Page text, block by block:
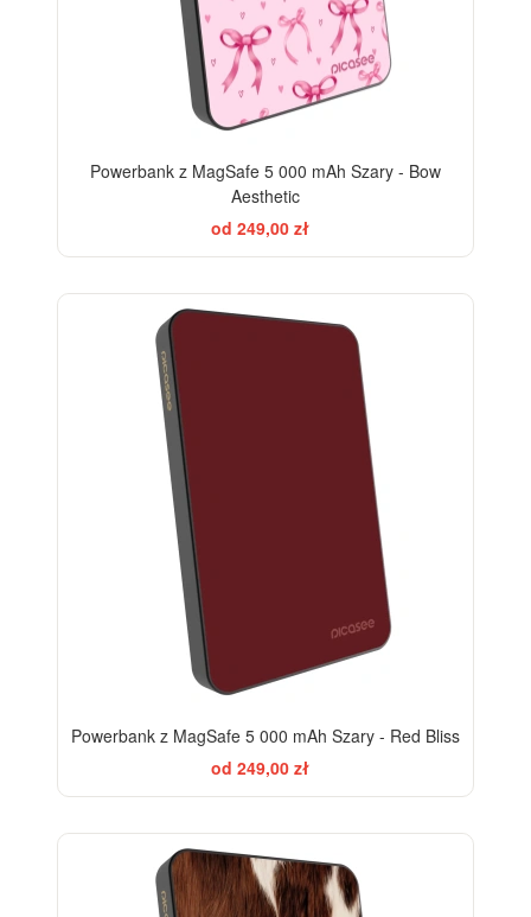
Powerbank z MagSafe 5 000 mAh Szary - Bow
Aesthetic
od 249,00 zł
Powerbank z MagSafe 5 000 mAh Szary - Red Bliss
od 249,00 zł